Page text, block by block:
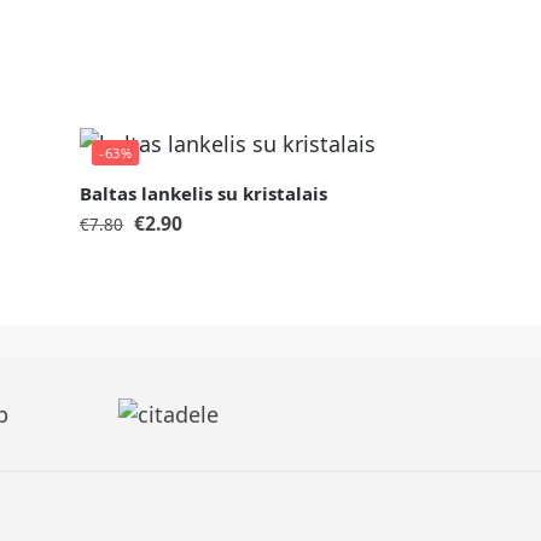
-63%
Baltas lankelis su kristalais
€7.80 €2.90